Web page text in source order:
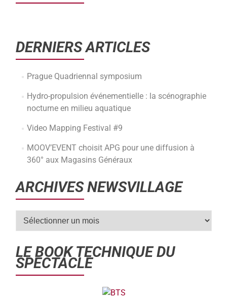
DERNIERS ARTICLES
Prague Quadriennal symposium
Hydro-propulsion événementielle : la scénographie
nocturne en milieu aquatique
Video Mapping Festival #9
MOOV’EVENT choisit APG pour une diffusion à
360° aux Magasins Généraux
ARCHIVES NEWSVILLAGE
LE BOOK TECHNIQUE DU
SPECTACLE